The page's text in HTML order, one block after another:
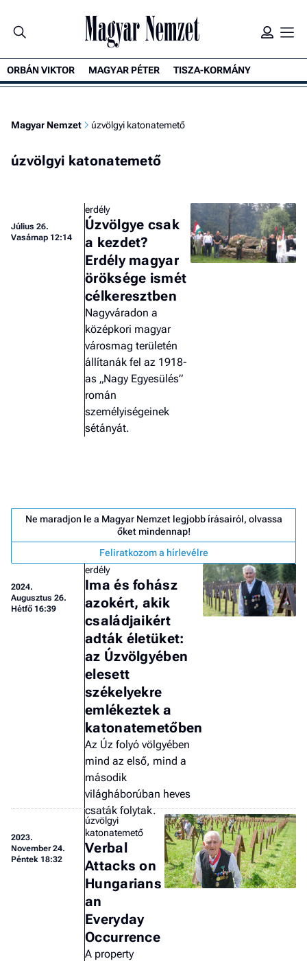
-
ORBÁN VIKTOR MAGYAR PÉTER TISZA-KORMÁNY
Magyar Nemzet úzvölgyi katonatemető
úzvölgyi katonatemető
Július 26.
Vasárnap 12:14
erdély
Úzvölgye csak
a kezdet?
Erdély magyar
öröksége ismét
célkeresztben
Nagyváradon a
középkori magyar
városmag területén
állítanák fel az 1918-
as „Nagy Egyesülés”
román
személyiségeinek
sétányát.
Ne maradjon le a Magyar Nemzet legjobb írásairól, olvassa
őket mindennap!
Feliratkozom a hírlevélre
2024.
Augusztus 26.
Hétfő 16:39
erdély
Ima és fohász
azokért, akik
családjaikért
adták életüket:
az Úzvölgyében
elesett
székelyekre
emlékeztek a
katonatemetőben
Az Úz folyó völgyében
mind az első, mind a
második
világháborúban heves
csaták folytak.
2023.
November 24.
Péntek 18:32
úzvölgyi
katonatemető
Verbal
Attacks on
Hungarians
an
Everyday
Occurrence
A property